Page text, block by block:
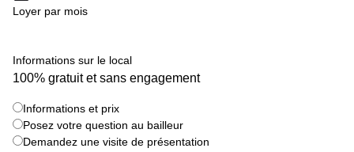
Coworking
Tournai
conférence
Bruxelles
Loyer par mois
Informations sur le local
100% gratuit et sans engagement
Informations et prix
Posez votre question au bailleur
Demandez une visite de présentation